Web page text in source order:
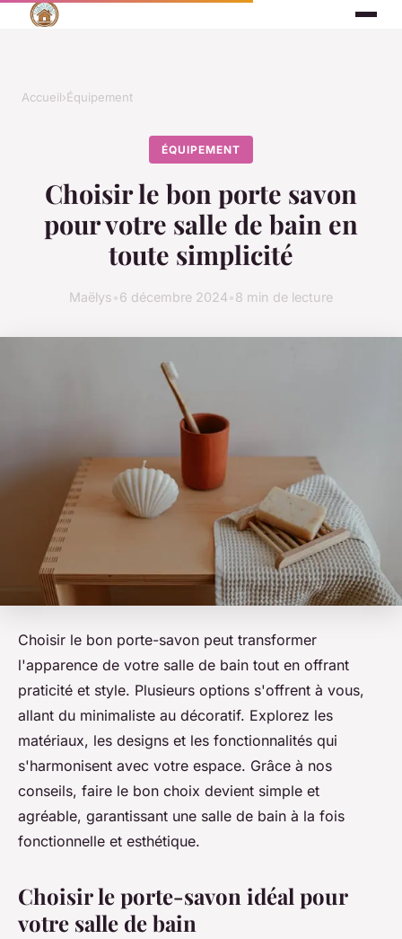
Accueil›Équipement
ÉQUIPEMENT
Choisir le bon porte savon
pour votre salle de bain en
toute simplicité
Maëlys 6 décembre 2024 8 min de lecture
Choisir le bon porte-savon peut transformer
l'apparence de votre salle de bain tout en offrant
praticité et style. Plusieurs options s'offrent à vous,
allant du minimaliste au décoratif. Explorez les
matériaux, les designs et les fonctionnalités qui
s'harmonisent avec votre espace. Grâce à nos
conseils, faire le bon choix devient simple et
agréable, garantissant une salle de bain à la fois
fonctionnelle et esthétique.
Choisir le porte-savon idéal pour
votre salle de bain